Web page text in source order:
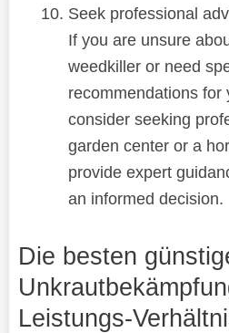
Seek professional
If you are unsure
weedkiller or need
recommendations for
consider seeking
garden center or a
provide expert
an informed decision.
Die besten
Leistungs-